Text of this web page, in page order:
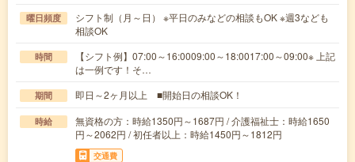
曜日頻度
シフト制（月～日） ※平日のみなどの相談もOK ※週3なども
相談OK
時間
【シフト例】07:00～16:0009:00～18:0017:00～09:00※ 上記
は一例です！そ…
期間 即日～2ヶ月以上 ■開始日の相談OK！
時給
無資格の方：時給1350円～1687円 / 介護福祉士：時給1650
円～2062円 / 初任者以上：時給1450円～1812円
交通費